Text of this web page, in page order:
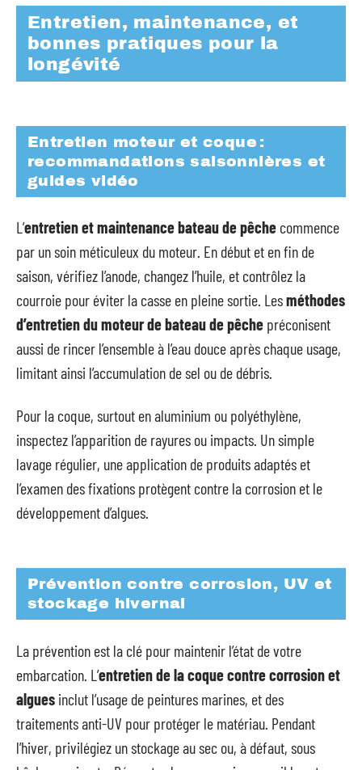
Entretien, maintenance, et
bonnes pratiques pour la
longévité
Entretien moteur et coque :
recommandations saisonnières et
guides vidéo
L’entretien et maintenance bateau de pêche commence
par un soin méticuleux du moteur. En début et en fin de
saison, vérifiez l’anode, changez l’huile, et contrôlez la
courroie pour éviter la casse en pleine sortie. Lesméthodes
d’entretien du moteur de bateau de pêche préconisent
aussi de rincer l’ensemble à l’eau douce après chaque usage,
limitant ainsi l’accumulation de sel ou de débris.
Pour la coque, surtout en aluminium ou polyéthylène,
inspectez l’apparition de rayures ou impacts. Un simple
lavage régulier, une application de produits adaptés et
l’examen des fixations protègent contre la corrosion et le
développement d’algues.
Prévention contre corrosion, UV et
stockage hivernal
La prévention est la clé pour maintenir l’état de votre
embarcation. L’entretien de la coque contre corrosion et
algues inclut l’usage de peintures marines, et des
traitements anti-UV pour protéger le matériau. Pendant
l’hiver, privilégiez un stockage au sec ou, à défaut, sous